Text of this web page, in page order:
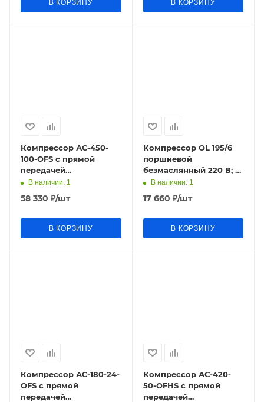
В КОРЗИНУ В КОРЗИНУ
Компрессор АС-450-
100-OFS с прямой
передачей
безмасляный (220В;
2,5кВт; 420л/мин;
100л/8бар;71.2кг)
В наличии: 1
58 330 ₽/шт
В КОРЗИНУ
Компрессор OL 195/6
поршневой
безмаслянный 220 В; 1,1
кВт; 180л/мин; 6 л; 8
бар; 11кг СМ1,5 FUBAG
В наличии: 1
17 660 ₽/шт
В КОРЗИНУ
Компрессор АС-180-24-
OFS с прямой
передачей
Компрессор АС-420-
50-OFHS с прямой
передачей